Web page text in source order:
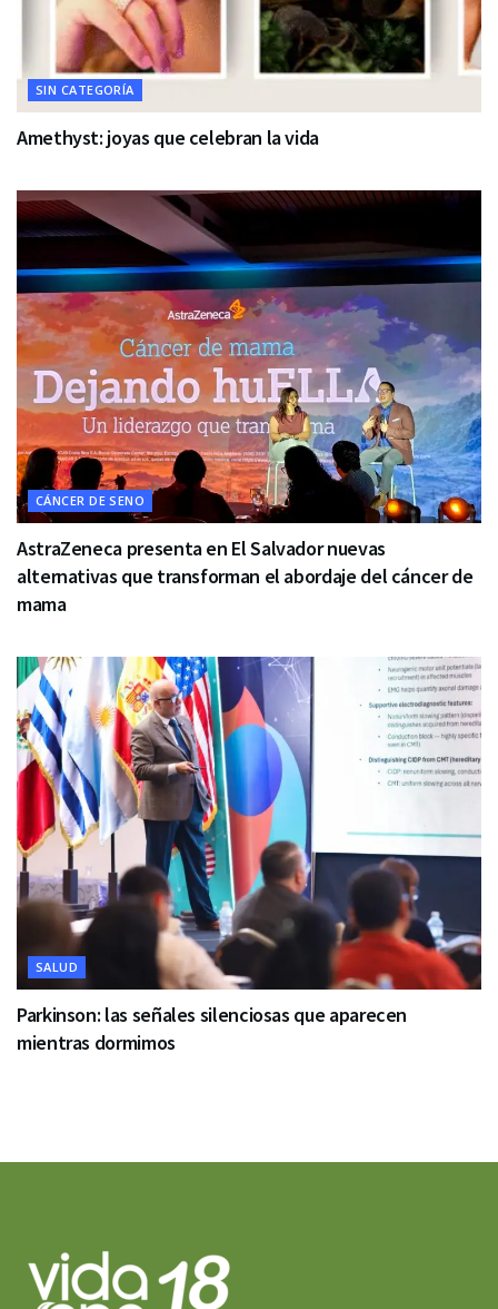
SIN CATEGORÍA
Amethyst: joyas que celebran la vida
CÁNCER DE SENO
AstraZeneca presenta en El Salvador nuevas
alternativas que transforman el abordaje del cáncer de
mama
SALUD
Parkinson: las señales silenciosas que aparecen
mientras dormimos